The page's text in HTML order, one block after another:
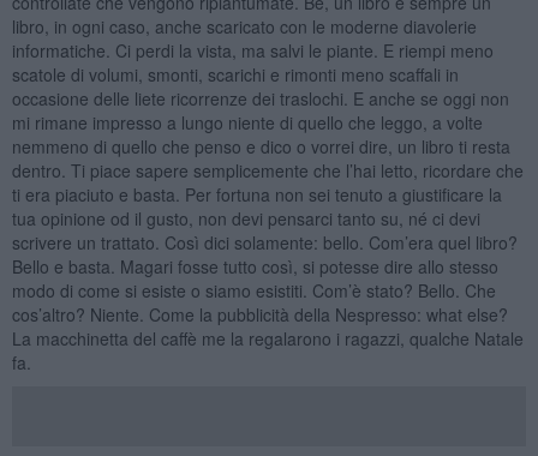
libro, in ogni caso, anche scaricato con le moderne diavolerie
informatiche. Ci perdi la vista, ma salvi le piante. E riempi meno
scatole di volumi, smonti, scarichi e rimonti meno scaffali in
occasione delle liete ricorrenze dei traslochi. E anche se oggi non
mi rimane impresso a lungo niente di quello che leggo, a volte
nemmeno di quello che penso e dico o vorrei dire, un libro ti resta
dentro. Ti piace sapere semplicemente che l’hai letto, ricordare che
ti era piaciuto e basta. Per fortuna non sei tenuto a giustificare la
tua opinione od il gusto, non devi pensarci tanto su, né ci devi
scrivere un trattato. Così dici solamente: bello. Com’era quel libro?
Bello e basta. Magari fosse tutto così, si potesse dire allo stesso
modo di come si esiste o siamo esistiti. Com’è stato? Bello. Che
cos’altro? Niente. Come la pubblicità della Nespresso: what else?
La macchinetta del caffè me la regalarono i ragazzi, qualche Natale
fa.